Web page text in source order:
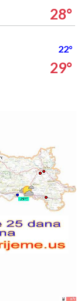
28°
22°
29°